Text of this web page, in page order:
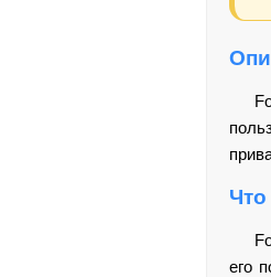
его